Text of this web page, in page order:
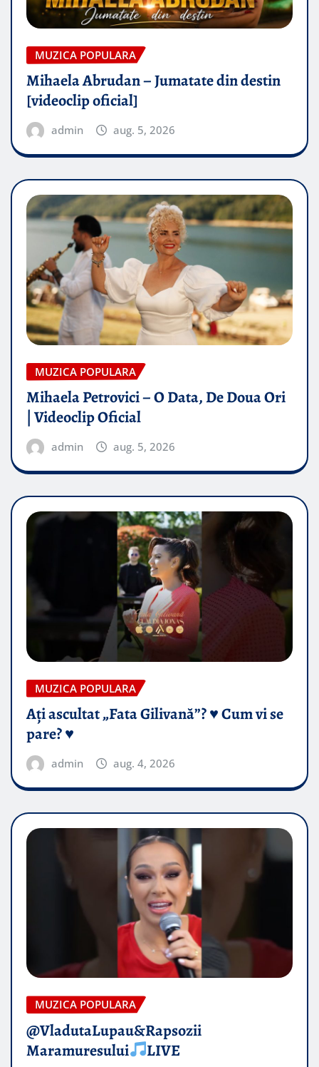
MUZICA POPULARA
Mihaela Abrudan – Jumatate din destin
[videoclip oficial]
admin aug. 5, 2026
MUZICA POPULARA
Mihaela Petrovici – O Data, De Doua Ori
| Videoclip Oficial
admin aug. 5, 2026
MUZICA POPULARA
Ați ascultat „Fata Gilivană”? ♥️ Cum vi se
pare? ♥️
admin aug. 4, 2026
MUZICA POPULARA
@VladutaLupau&Rapsozii
Maramuresului
LIVE